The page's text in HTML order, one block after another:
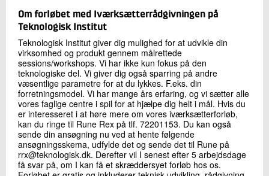
Om forløbet med Iværksætterrådgivningen på
Teknologisk Institut
Teknologisk Institut giver dig mulighed for at udvikle din
virksomhed og produkt gennem målrettede
sessions/workshops. Vi har ikke kun fokus på den
teknologiske del. Vi giver dig også sparring på andre
væsentlige parametre for at du lykkes. F.eks. din
forretningsmodel. Vi har mange års erfaring, og vi sætter alle
vores faglige centre i spil for at hjælpe dig helt i mål. Hvis du
er interesseret i at høre mere om vores iværksætterforløb,
kan du ringe til Rune Rex på tlf. 72201153. Du kan også
sende din ansøgning nu ved at hente følgende
ansøgningsskema, udfylde det og sende det til Rune på
rrx@teknologisk.dk. Derefter vil I senest efter 5 arbejdsdage
få svar på, om I kan få et skræddersyet forløb hos os.